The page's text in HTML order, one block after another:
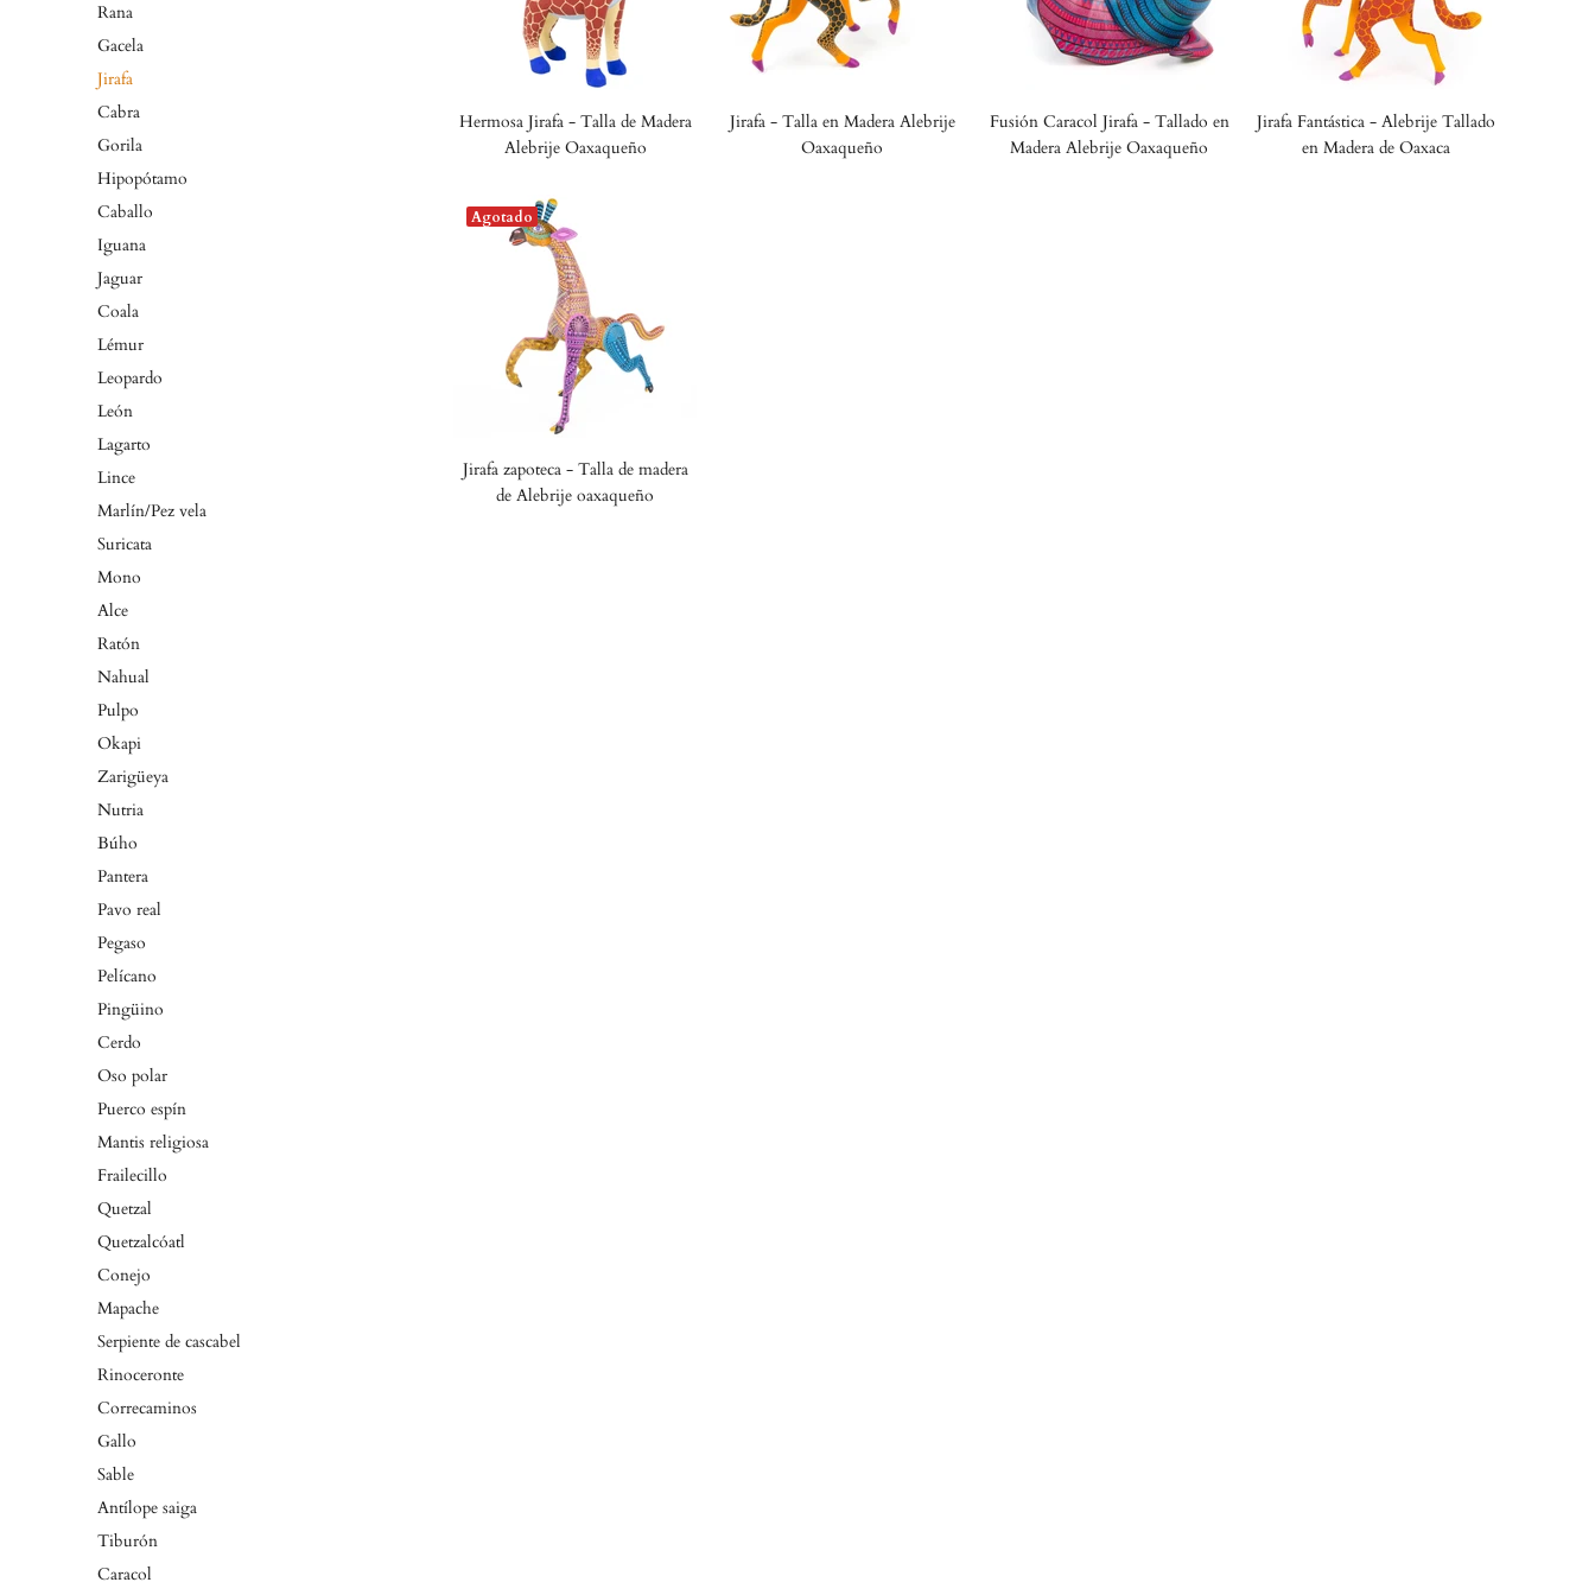
Rana
Gacela
Jirafa
Cabra
Gorila
Hipopótamo
Caballo
Iguana
Jaguar
Coala
Lémur
Leopardo
León
Lagarto
Lince
Marlín/Pez vela
Suricata
Mono
Alce
Ratón
Nahual
Pulpo
Okapi
Zarigüeya
Nutria
Búho
Pantera
Pavo real
Pegaso
Pelícano
Pingüino
Cerdo
Oso polar
Puerco espín
Mantis religiosa
Frailecillo
Quetzal
Quetzalcóatl
Conejo
Mapache
Serpiente de cascabel
Rinoceronte
Correcaminos
Gallo
Sable
Antílope saiga
Tiburón
Caracol
Hermosa Jirafa - Talla de Madera
Alebrije Oaxaqueño
Jirafa - Talla en Madera Alebrije
Oaxaqueño
Fusión Caracol Jirafa - Tallado en
Madera Alebrije Oaxaqueño
Jirafa Fantástica - Alebrije Tallado
en Madera de Oaxaca
Agotado
Jirafa zapoteca - Talla de madera
de Alebrije oaxaqueño